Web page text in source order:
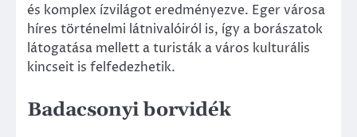
és komplex ízvilágot eredményezve. Eger városa
híres történelmi látnivalóiról is, így a borászatok
látogatása mellett a turisták a város kulturális
kincseit is felfedezhetik.
Badacsonyi borvidék